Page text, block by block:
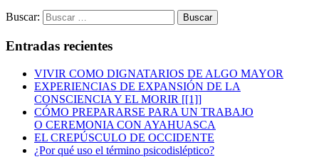
Buscar:
Entradas recientes
VIVIR COMO DIGNATARIOS DE ALGO MAYOR
EXPERIENCIAS DE EXPANSIÓN DE LA
CONSCIENCIA Y EL MORIR [[1]]
CÓMO PREPARARSE PARA UN TRABAJO
O CEREMONIA CON AYAHUASCA
EL CREPÚSCULO DE OCCIDENTE
¿Por qué uso el término psicodisléptico?